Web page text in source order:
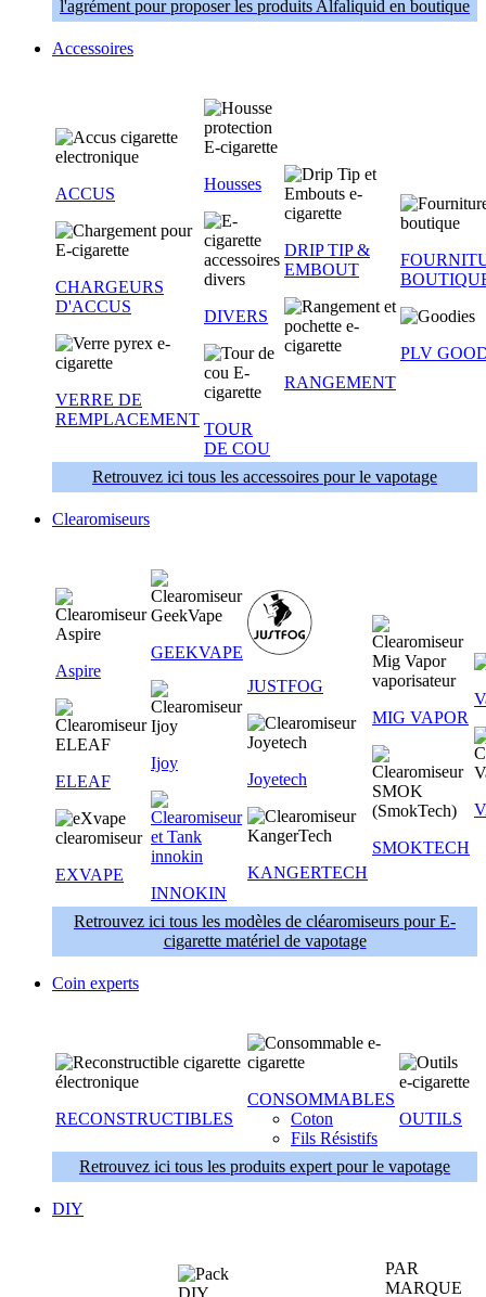
l'agrément pour proposer les produits Alfaliquid en boutique
Accessoires
ACCUS
CHARGEURS
D'ACCUS
VERRE DE
REMPLACEMENT
Housses
DIVERS
TOUR
DE COU
DRIP TIP &
EMBOUT
RANGEMENT
PLV
Retrouvez ici tous les accessoires pour le vapotage
Clearomiseurs
Aspire
ELEAF
EXVAPE
GEEKVAPE
Ijoy
INNOKIN
JUSTFOG
Joyetech
KANGERTECH
MIG VAPOR
SMOKTECH
Retrouvez ici tous les modèles de cléaromiseurs pour E-
cigarette matériel de vapotage
Coin experts
RECONSTRUCTIBLES
CONSOMMABLES
Coton
Fils Résistifs
OUTILS
Retrouvez ici tous les produits expert pour le vapotage
DIY
PAR
MARQUE